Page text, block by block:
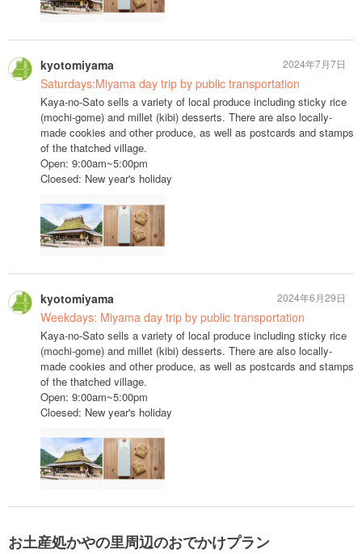
kyotomiyama
Saturdays:Miyama day trip by public transportation
Kaya-no-Sato sells a variety of local produce including sticky rice
(mochi-gome) and millet (kibi) desserts. There are also locally-
made cookies and other produce, as well as postcards and stamps
of the thatched village.
Open: 9:00am~5:00pm
Cloesed: New year's holiday
2024年7月7日
kyotomiyama
Weekdays: Miyama day trip by public transportation
Kaya-no-Sato sells a variety of local produce including sticky rice
(mochi-gome) and millet (kibi) desserts. There are also locally-
made cookies and other produce, as well as postcards and stamps
of the thatched village.
Open: 9:00am~5:00pm
Cloesed: New year's holiday
2024年6月29日
お土産処かやの里周辺のおでかけプラン